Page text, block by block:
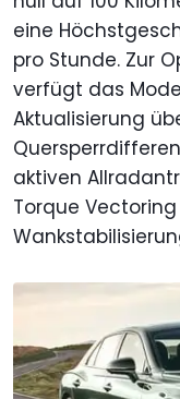
eine
pro Stunde. Zur
verfügt das
Aktualisierung
aktiven
Torque